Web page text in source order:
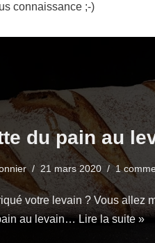
connaissance ;-)
du pain au
21 mars 2020 1
votre levain ? Vous allez
au levain…Lire la suite »